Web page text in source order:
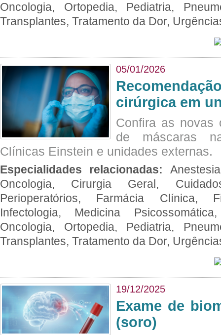
Oncologia, Ortopedia, Pediatria,
Transplantes, Tratamento da Dor,
05/01/2026
cirúrgica em
Confira as novas
de máscaras
Clínicas Einstein e unidades externas.
Especialidades relacionadas:
Oncologia, Cirurgia Geral,
Perioperatórios, Farmácia Clínica,
Infectologia, Medicina
Oncologia, Ortopedia, Pediatria,
Transplantes, Tratamento da Dor,
19/12/2025
Exame de
(soro)